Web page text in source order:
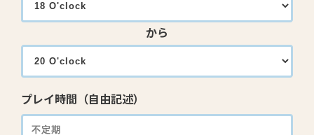
から
プレイ時間（自由記述）